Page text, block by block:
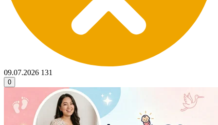
09.07.2026 131
0